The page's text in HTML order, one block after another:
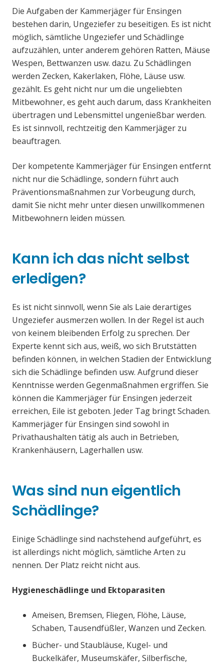
Die Aufgaben der Kammerjäger für Ensingen
bestehen darin, Ungeziefer zu beseitigen. Es ist nicht
möglich, sämtliche Ungeziefer und Schädlinge
aufzuzählen, unter anderem gehören Ratten, Mäuse
Wespen, Bettwanzen usw. dazu. Zu Schädlingen
werden Zecken, Kakerlaken, Flöhe, Läuse usw.
gezählt. Es geht nicht nur um die ungeliebten
Mitbewohner, es geht auch darum, dass Krankheiten
übertragen und Lebensmittel ungenießbar werden.
Es ist sinnvoll, rechtzeitig den Kammerjäger zu
beauftragen.
Der kompetente Kammerjäger für Ensingen entfernt
nicht nur die Schädlinge, sondern führt auch
Präventionsmaßnahmen zur Vorbeugung durch,
damit Sie nicht mehr unter diesen unwillkommenen
Mitbewohnern leiden müssen.
Kann ich das nicht selbst
erledigen?
Es ist nicht sinnvoll, wenn Sie als Laie derartiges
Ungeziefer ausmerzen wollen. In der Regel ist auch
von keinem bleibenden Erfolg zu sprechen. Der
Experte kennt sich aus, weiß, wo sich Brutstätten
befinden können, in welchen Stadien der Entwicklung
sich die Schädlinge befinden usw. Aufgrund dieser
Kenntnisse werden Gegenmaßnahmen ergriffen. Sie
können die Kammerjäger für Ensingen jederzeit
erreichen, Eile ist geboten. Jeder Tag bringt Schaden.
Kammerjäger für Ensingen sind sowohl in
Privathaushalten tätig als auch in Betrieben,
Krankenhäusern, Lagerhallen usw.
Was sind nun eigentlich
Schädlinge?
Einige Schädlinge sind nachstehend aufgeführt, es
ist allerdings nicht möglich, sämtliche Arten zu
nennen. Der Platz reicht nicht aus.
Hygieneschädlinge und Ektoparasiten
Ameisen, Bremsen, Fliegen, Flöhe, Läuse,
Schaben, Tausendfüßler, Wanzen und Zecken.
Bücher- und Staubläuse, Kugel- und
Buckelkäfer, Museumskäfer, Silberfische,